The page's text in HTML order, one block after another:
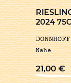
2024
DONNHOFF
Nahe
21,00€